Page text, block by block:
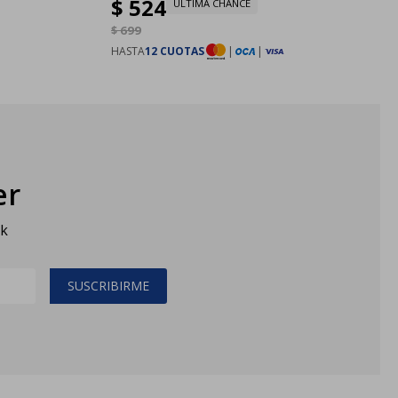
$ 524
$699
ULTIMA CHANCE
HASTA12 CUOTAS | |
SUSCRIBIRME